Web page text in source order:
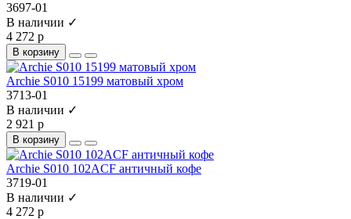
3697-01
В наличии ✓
4 272 р
В корзину
Archie S010 15199 матовый хром
3713-01
В наличии ✓
2 921 р
В корзину
Archie S010 102ACF античный кофе
3719-01
В наличии ✓
4 272 р